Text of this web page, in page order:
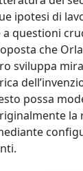
ipotesi di
a questioni
che
sviluppa
possa
la